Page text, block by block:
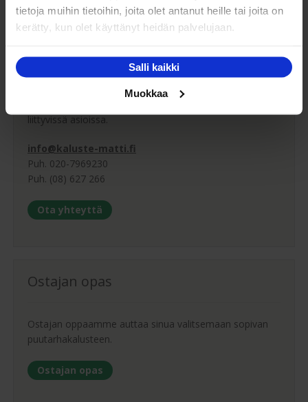
tietoja muihin tietoihin, joita olet antanut heille tai joita on
kerätty, kun olet käyttänyt heidän palvelujaan.
Salli kaikki
Muokkaa
Asiakaspalvelu
liittyvissä asioissa.
info@kaluste-matti.fi
Puh. 020-7969230
Puh. (08) 627 266
Ota yhteyttä
Ostajan opas
Ostajan oppaamme auttaa sinua valitsemaan sopivan
puutarhakalusteen.
Ostajan opas